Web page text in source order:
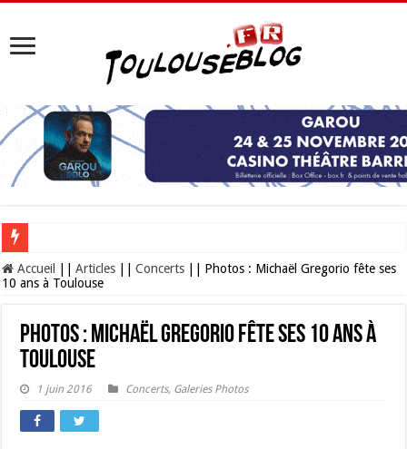
Les Nocturnes de la Cité de l’espace 2026 : l’événement incontournable de
Accueil Articles Concerts
Photos : Michaël Gregorio fête ses
10 ans à Toulouse
Photos : Michaël Gregorio fête ses 10 ans à
Toulouse
1 juin 2016 Concerts, Galeries Photos